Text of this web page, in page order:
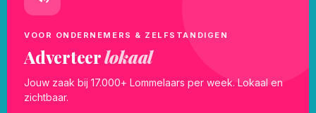
VOOR ONDERNEMERS & ZELFSTANDIGEN
Adverteerlokaal
Jouw zaak bij 17.000+ Lommelaars per week. Lokaal en
zichtbaar.